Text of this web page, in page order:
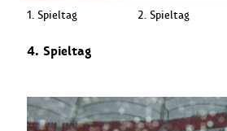
1. Spieltag 2. Spieltag
4. Spieltag